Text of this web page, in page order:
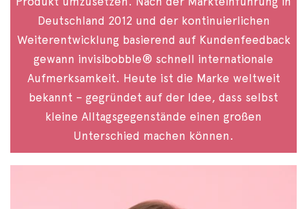
Deutschland 2012 und der kontinuierlichen
Weiterentwicklung basierend auf Kundenfeedback
gewann invisibobble® schnell internationale
Aufmerksamkeit. Heute ist die Marke weltweit
bekannt – gegründet auf der Idee, dass selbst
kleine Alltagsgegenstände einen großen
Unterschied machen können.